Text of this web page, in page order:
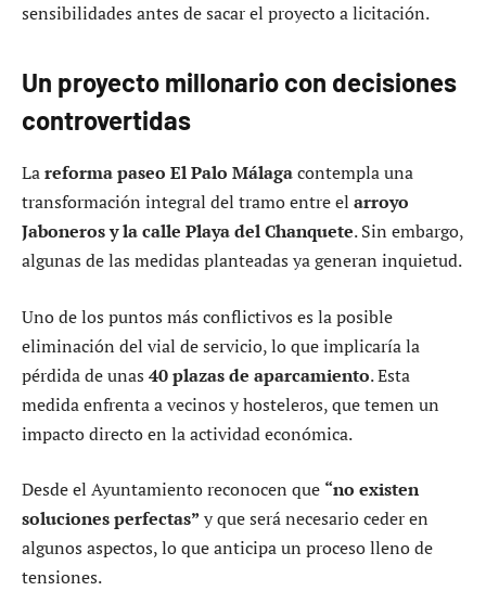
sensibilidades antes de sacar el proyecto a licitación.
Un proyecto millonario con decisiones
controvertidas
Lareforma paseo El Palo Málagacontempla una
transformación integral del tramo entre el arroyo
Jaboneros y la calle Playa del Chanquete. Sin embargo,
algunas de las medidas planteadas ya generan inquietud.
Uno de los puntos más conflictivos es la posible
eliminación del vial de servicio, lo que implicaría la
pérdida de unas 40 plazas de aparcamiento. Esta
medida enfrenta a vecinos y hosteleros, que temen un
impacto directo en la actividad económica.
Desde el Ayuntamiento reconocen que “no existen
soluciones perfectas” y que será necesario ceder en
algunos aspectos, lo que anticipa un proceso lleno de
tensiones.